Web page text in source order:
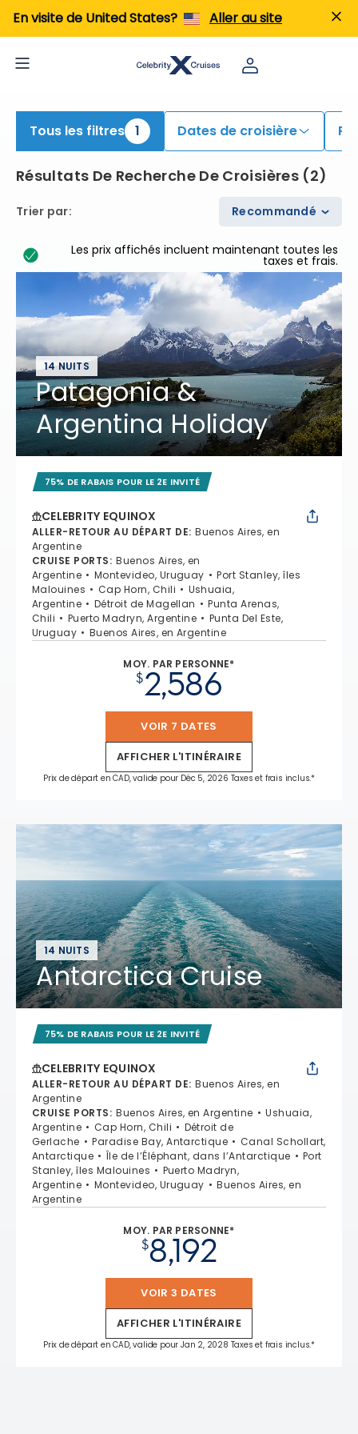
En visite de United States? Aller au site
Tous les filtres 1 Dates de croisière
Résultats De Recherche De Croisières (2)
Trier par: Recommandé
Les prix affichés incluent maintenant toutes les
taxes et frais.
14 NUITS
Patagonia &
Argentina Holiday
75% DE RABAIS POUR LE 2E INVITÉ
CELEBRITY EQUINOX
ALLER-RETOUR AU DÉPART DE: Buenos Aires, en
Argentine
CRUISE PORTS: Buenos Aires, en
Argentine
Montevideo, Uruguay
Port Stanley, îles
Malouines
Cap Horn, Chili
Ushuaia,
Argentine
Détroit de Magellan
Punta Arenas,
Chili
Puerto Madryn, Argentine
Punta Del Este,
Uruguay
Buenos Aires, en Argentine
MOY. PAR PERSONNE*
$2,586
VOIR 7 DATES
AFFICHER L'ITINÉRAIRE
Prix de départ en CAD, valide pour Déc 5, 2026 Taxes et frais inclus.*
14 NUITS
Antarctica Cruise
75% DE RABAIS POUR LE 2E INVITÉ
CELEBRITY EQUINOX
ALLER-RETOUR AU DÉPART DE: Buenos Aires, en
Argentine
CRUISE PORTS: Buenos Aires, en Argentine
Ushuaia,
Argentine
Cap Horn, Chili
Détroit de
Gerlache
Paradise Bay, Antarctique
Canal Schollart,
Antarctique
Île de l’Éléphant, dans l’Antarctique
Port
Stanley, îles Malouines
Puerto Madryn,
Argentine
Montevideo, Uruguay
Buenos Aires, en
Argentine
MOY. PAR PERSONNE*
$8,192
VOIR 3 DATES
AFFICHER L'ITINÉRAIRE
Prix de départ en CAD, valide pour Jan 2, 2028 Taxes et frais inclus.*